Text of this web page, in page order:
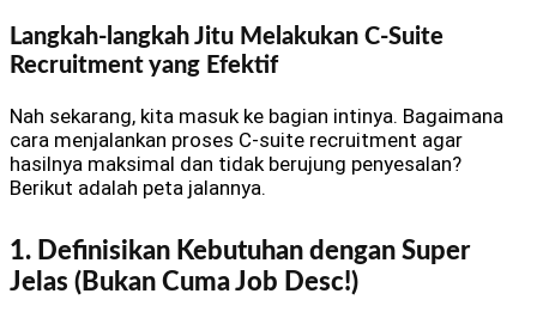
Langkah-langkah Jitu Melakukan C-Suite
Recruitment yang Efektif
Nah sekarang, kita masuk ke bagian intinya. Bagaimana
cara menjalankan proses C-suite recruitment agar
hasilnya maksimal dan tidak berujung penyesalan?
Berikut adalah peta jalannya.
1. Definisikan Kebutuhan dengan Super
Jelas (Bukan Cuma Job Desc!)